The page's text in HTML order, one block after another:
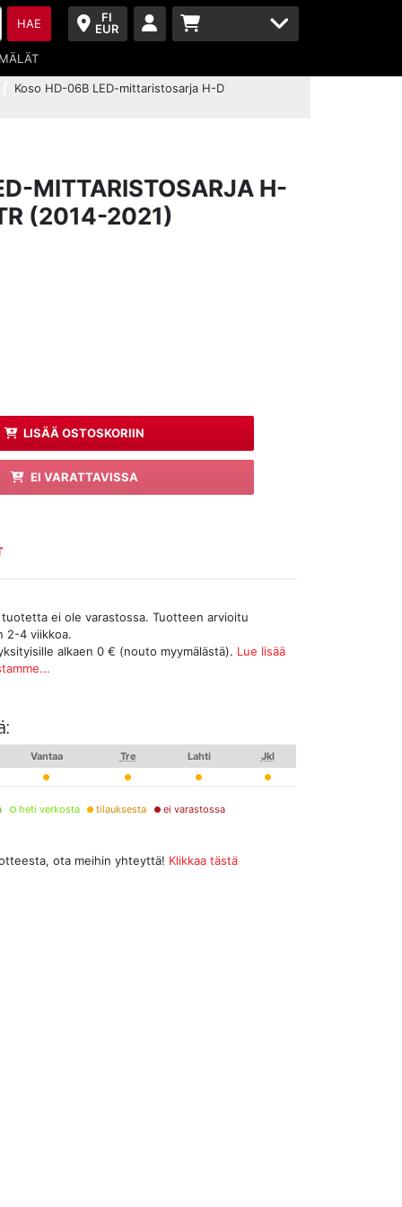
FI
EUR
HAE
Koso HD-06B LED-mittaristosarja H-D
MITTARISTOSARJA H-
(2014-2021)
LISÄÄ OSTOSKORIIN
EI VARATTAVISSA
tuotetta ei ole varastossa. Tuotteen arvioitu
2-4 viikkoa.
alkaen 0 € (nouto myymälästä). Lue lisää
Vantaa Tre Lahti Jkl
heti verkosta tilauksesta ei varastossa
ota meihin yhteyttä! Klikkaa tästä